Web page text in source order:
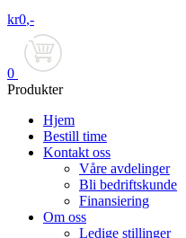
kr0,-
0
Produkter
Hjem
Bestill time
Kontakt oss
Våre avdelinger
Bli bedriftskunde
Finansiering
Om oss
Ledige stillinger